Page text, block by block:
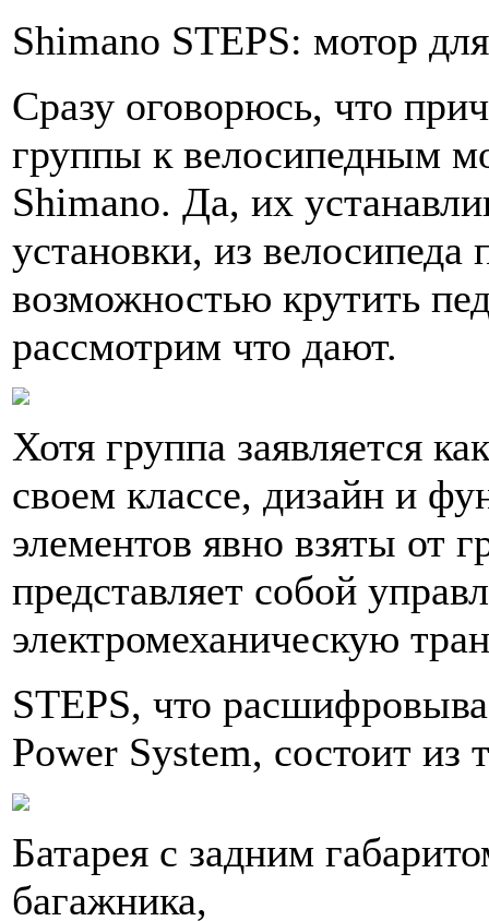
Shimano STEPS: мотор
Сразу оговорюсь, что
группы к велосипедным
Shimano. Да, их
установки, из велосипеда
возможностью крутить
рассмотрим что дают.
Хотя группа заявляется
своем классе, дизайн и
элементов явно взяты от
представляет собой
электромеханическую
STEPS, что
Power System, состоит из
Батарея с задним
багажника,